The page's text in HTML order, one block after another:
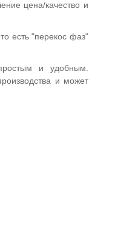
цена/качество и
есть "перекос фаз"
и удобным.
и может